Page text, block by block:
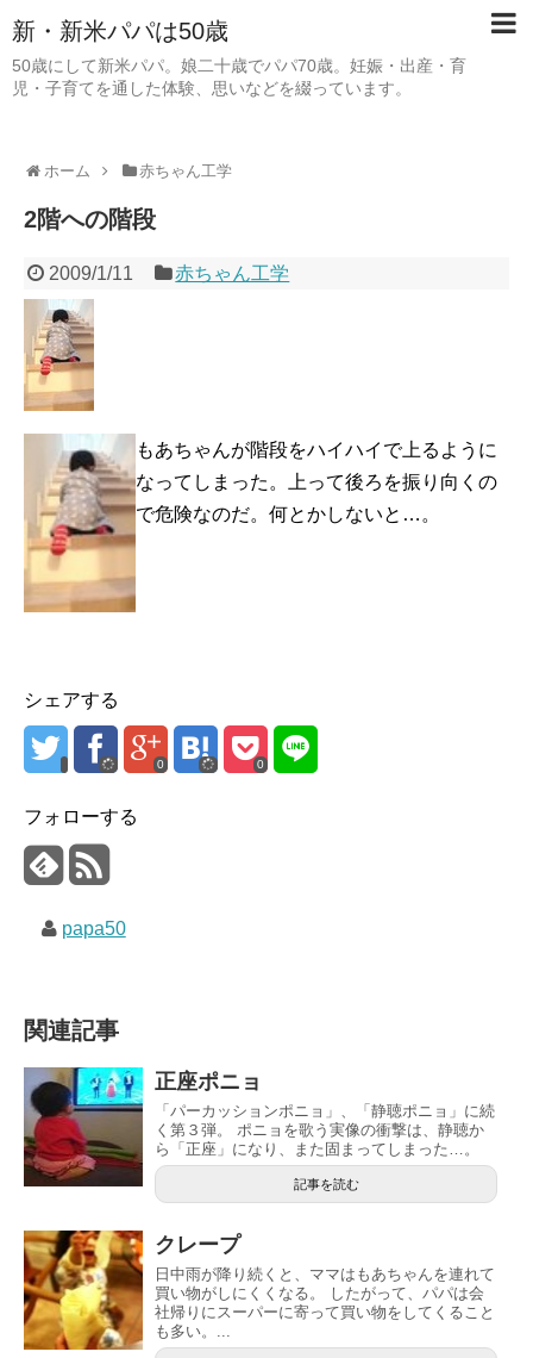
新・新米パパは50歳
50歳にして新米パパ。娘二十歳でパパ70歳。妊娠・出産・育
児・子育てを通した体験、思いなどを綴っています。
ホーム 赤ちゃん工学
2階への階段
2009/1/11 赤ちゃん工学
もあちゃんが階段をハイハイで上るように
なってしまった。上って後ろを振り向くの
で危険なのだ。何とかしないと…。
シェアする
0 0
フォローする
papa50
関連記事
正座ポニョ
「パーカッションポニョ」、「静聴ポニョ」に続
く第３弾。 ポニョを歌う実像の衝撃は、静聴か
ら「正座」になり、また固まってしまった…。
記事を読む
クレープ
日中雨が降り続くと、ママはもあちゃんを連れて
買い物がしにくくなる。 したがって、パパは会
社帰りにスーパーに寄って買い物をしてくること
も多い。...